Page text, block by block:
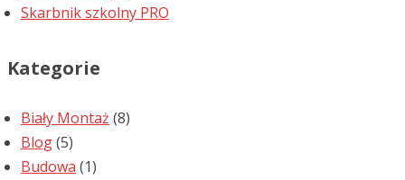
Skarbnik szkolny PRO
Kategorie
Biały Montaż (8)
Blog(5)
Budowa (1)